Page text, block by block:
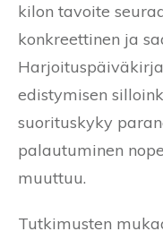
kilon tavoite
konkreettinen ja
edistymisen
suorituskyky
palautuminen
muuttuu.
Tutkimusten